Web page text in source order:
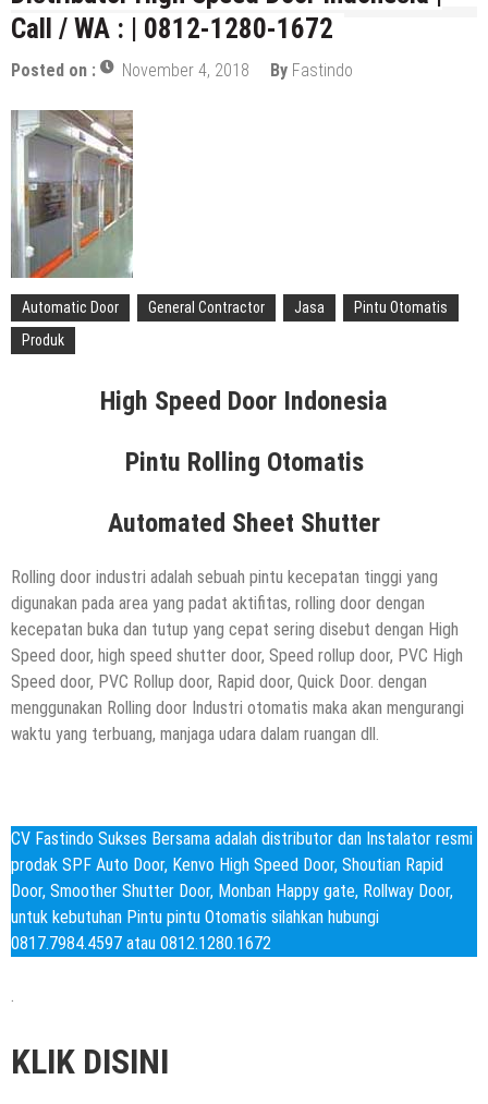
Distributor Hepa Filter Rumah Sakit
Hepa Filter Ruang Operasi
Painting Booth System | Call 0817.7984.4597
Distributor High Speed Door Indonesia | Call / WA : |
0812-1280-1672
Harga Filter Hepa untuk Rumah Sakit | Call : | 0812-
1280-1672
Call / WA : | 0812-1280-1672
Posted on : November 4, 2018 By Fastindo
Automatic Door General Contractor Jasa
Pintu Otomatis
Produk
High Speed Door Indonesia
Pintu Rolling Otomatis
Automated Sheet Shutter
Rolling door industri adalah sebuah pintu kecepatan tinggi yang
digunakan pada area yang padat aktifitas, rolling door dengan
kecepatan buka dan tutup yang cepat sering disebut dengan High
Speed door, high speed shutter door, Speed rollup door, PVC High
Speed door, PVC Rollup door, Rapid door, Quick Door. dengan
menggunakan Rolling door Industri otomatis maka akan mengurangi
waktu yang terbuang, manjaga udara dalam ruangan dll.
CV Fastindo Sukses Bersama adalah distributor dan Instalator resmi
prodak SPF Auto Door, Kenvo High Speed Door, Shoutian Rapid
Door, Smoother Shutter Door, Monban Happy gate, Rollway Door,
untuk kebutuhan Pintu pintu Otomatis silahkan hubungi
0817.7984.4597 atau 0812.1280.1672
.
KLIK DISINI